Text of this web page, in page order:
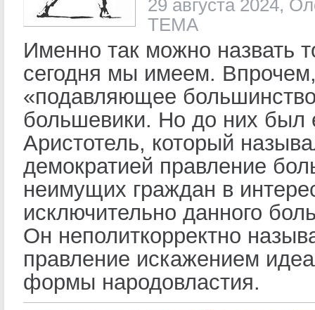
29 августа 2024,
ТЕМА
Именно так можно назвать
сегодня мы имеем.
«подавляющее
большевики. Но до них был
Аристотель, который
демократией правление
неимущих граждан в
исключительно данного
Он неполиткорректно
правление искажением
формы народовластия.